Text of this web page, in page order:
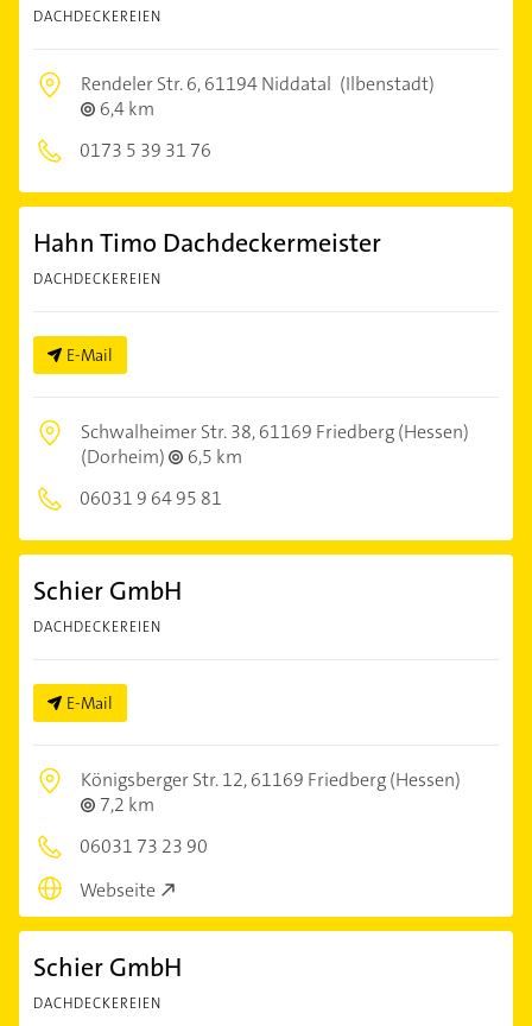
DACHDECKEREIEN
Rendeler Str. 6,61194 Niddatal (Ilbenstadt)
6,4 km
0173 5 39 31 76
Hahn Timo Dachdeckermeister
DACHDECKEREIEN
E-Mail
Schwalheimer Str. 38,61169 Friedberg (Hessen)
(Dorheim)
6,5 km
06031 9 64 95 81
Schier GmbH
DACHDECKEREIEN
E-Mail
Königsberger Str. 12,61169 Friedberg (Hessen)
7,2 km
06031 73 23 90
Webseite
Schier GmbH
DACHDECKEREIEN